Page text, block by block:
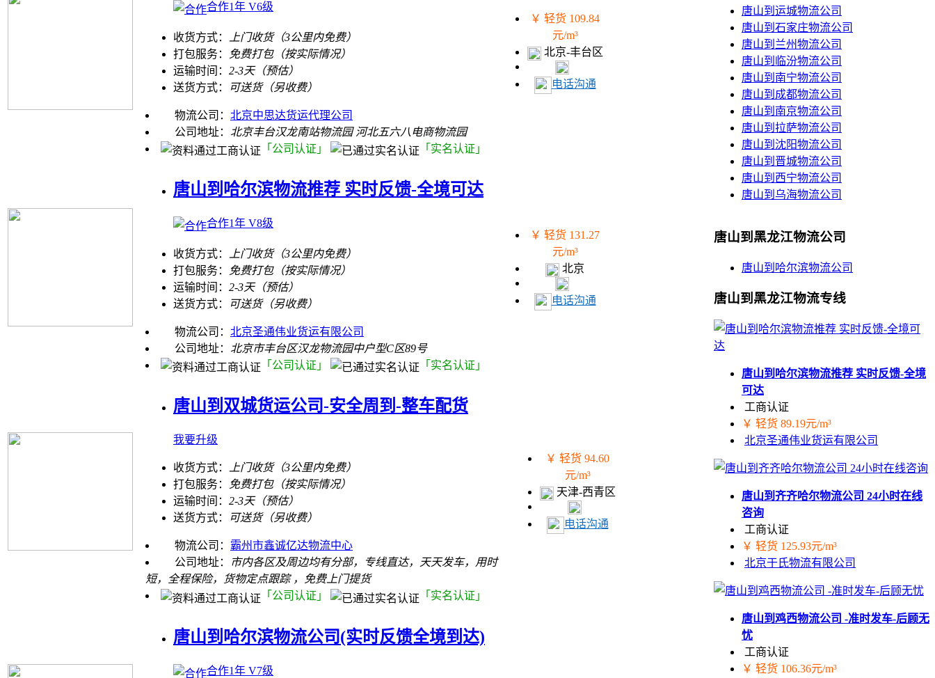
合作1年 V6级
收货方式：
上门收货（3公里内免费）
打包服务：
免费打包（按实际情况）
运输时间： 2-3天（预估）
送货方式：
可送货（另收费）
物流公司： 北京中思达货运代理公司
公司地址： 北京丰台汉龙南站物流园 河北五六八电商物流园
「公司认证」
「实名认证」
￥ 轻货 109.84
元/m³
北京-丰台区
电话沟通
唐山到哈尔滨物流推荐 实时反馈-全境可达
合作1年 V8级
收货方式：
上门收货（3公里内免费）
打包服务：
免费打包（按实际情况）
运输时间： 2-3天（预估）
送货方式：
可送货（另收费）
物流公司： 北京圣通伟业货运有限公司
公司地址： 北京市丰台区汉龙物流园中户型C区89号
「公司认证」
「实名认证」
￥ 轻货 131.27
元/m³
北京
电话沟通
唐山到双城货运公司-安全周到-整车配货
我要升级
收货方式：
上门收货（3公里内免费）
打包服务：
免费打包（按实际情况）
运输时间： 2-3天（预估）
送货方式：
可送货（另收费）
物流公司： 霸州市鑫诚亿达物流中心
公司地址：
市内各区及周边均有分部，专线直达，天天发车，用时
短，全程保险，货物定点跟踪 ，免费上门提货
「公司认证」
「实名认证」
￥ 轻货 94.60
元/m³
天津-西青区
电话沟通
唐山到哈尔滨物流公司(实时反馈全境到达)
合作1年 V7级
唐山到运城物流公司
唐山到石家庄物流公司
唐山到兰州物流公司
唐山到临汾物流公司
唐山到南宁物流公司
唐山到成都物流公司
唐山到南京物流公司
唐山到拉萨物流公司
唐山到沈阳物流公司
唐山到晋城物流公司
唐山到西宁物流公司
唐山到乌海物流公司
唐山到黑龙江物流公司
唐山到哈尔滨物流公司
唐山到黑龙江物流专线
唐山到哈尔滨物流推荐 实时反馈-全境
可达
工商认证
￥ 轻货 89.19元/m³
北京圣通伟业货运有限公司
唐山到齐齐哈尔物流公司 24小时在线
咨询
工商认证
￥ 轻货 125.93元/m³
北京于氏物流有限公司
唐山到鸡西物流公司 -准时发车-后顾无
忧
工商认证
￥ 轻货 106.36元/m³